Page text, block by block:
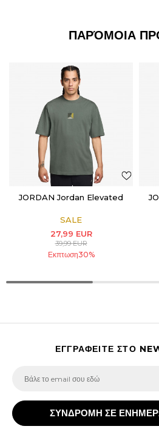
ΠΑΡΌΜΟΙΑ
JORDAN Jordan Elevated
SALE
27,99 EUR
39,99EUR
Εκπτωση30%
ΕΓΓΡΑΦΕΙΤΕ ΣΤΟ
ΣΥΝΔΡΟΜΗ ΣΕ